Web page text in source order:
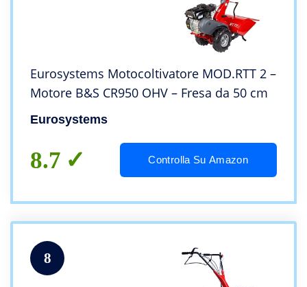
Eurosystems Motocoltivatore MOD.RTT 2 –
Motore B&S CR950 OHV – Fresa da 50 cm
Eurosystems
8.7 Controlla Su Amazon
8